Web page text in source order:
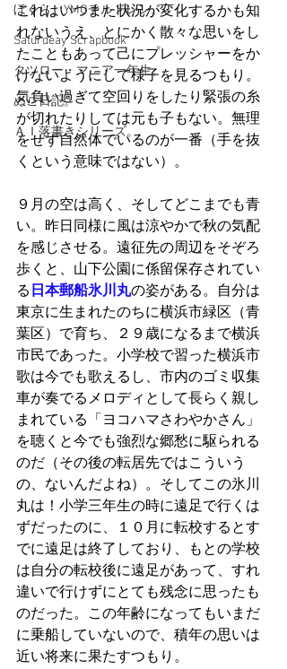
ぼくら、YMOチルドレン。
Saturdeay Scrapbook
タツロー・マニア一年生。
ぬこ日記。
ＡＩ落書きシリーズ。
これはいつまた状況が変化するかも知
れないうえ、とにかく散々な思いをし
たこともあって己にプレッシャーをか
けないようにして様子を見るつもり。
気負い過ぎて空回りをしたり緊張の糸
が切れたりしては元も子もない。無理
をせず自然体でいるのが一番（手を抜
くという意味ではない）。
９月の空は高く、そしてどこまでも青
い。昨日同様に風は涼やかで秋の気配
を感じさせる。遠征先の周辺をそぞろ
歩くと、山下公園に係留保存されてい
る 日本郵船氷川丸の姿がある。自分は
東京に生まれたのちに横浜市緑区（青
葉区）で育ち、２９歳になるまで横浜
市民であった。小学校で習った横浜市
歌は今でも歌えるし、市内のゴミ収集
車が奏でるメロディとして長らく親し
まれている「ヨコハマさわやかさん」
を聴くと今でも強烈な郷愁に駆られる
のだ（その後の転居先ではこういう
の、ないんだよね）。そしてこの氷川
丸は！小学三年生の時に遠足で行くは
ずだったのに、１０月に転校するとす
でに遠足は終了しており、もとの学校
は自分の転校後に遠足があって、すれ
違いで行けずにとても残念に思ったも
のだった。この年齢になってもいまだ
に乗船していないので、積年の思いは
近い将来に果たすつもり。